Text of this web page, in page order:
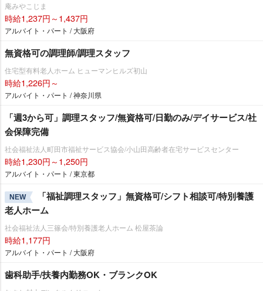
庵みやこじま
時給1,237円～1,437円
アルバイト・パート / 大阪府
無資格可の調理師/調理スタッフ
住宅型有料老人ホーム ヒューマンヒルズ初山
時給1,226円～
アルバイト・パート / 神奈川県
「週3から可」調理スタッフ/無資格可/日勤のみ/デイサービス/社
会保障完備
社会福祉法人町田市福祉サービス協会/小山田高齢者在宅サービスセンター
時給1,230円～1,250円
アルバイト・パート / 東京都
NEW
「福祉調理スタッフ」無資格可/シフト相談可/特別養護
老人ホーム
社会福祉法人三篠会/特別養護老人ホーム 松屋茶論
時給1,177円
アルバイト・パート / 大阪府
歯科助手/扶養内勤務OK・ブランクOK